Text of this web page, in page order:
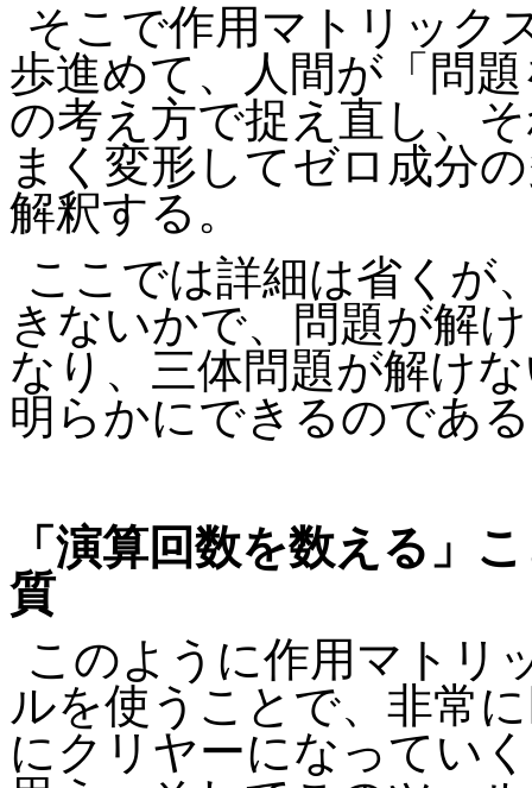
そこで作用マトリック
歩進めて、人間が「問
の考え方で捉え直し、
まく変形してゼロ成分
解釈する。
ここでは詳細は省くが
きないかで、問題が解
なり、三体問題が解け
明らかにできるのであ
「演算回数を数える」
質
このように作用マトリ
ルを使うことで、非常
にクリヤーになってい